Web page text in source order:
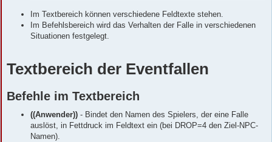
Im Textbereich können verschiedene Feldtexte stehen.
Im Befehlsbereich wird das Verhalten der Falle in verschiedenen
Situationen festgelegt.
Textbereich der Eventfallen
Befehle im Textbereich
((Anwender)) - Bindet den Namen des Spielers, der eine Falle
auslöst, in Fettdruck im Feldtext ein (bei DROP=4 den Ziel-NPC-
Namen).